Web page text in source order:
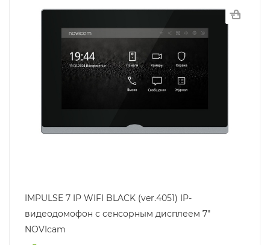
IMPULSE 7 IP WIFI BLACK (ver.4051) IP-
видеодомофон с сенсорным дисплеем 7"
NOVIcam